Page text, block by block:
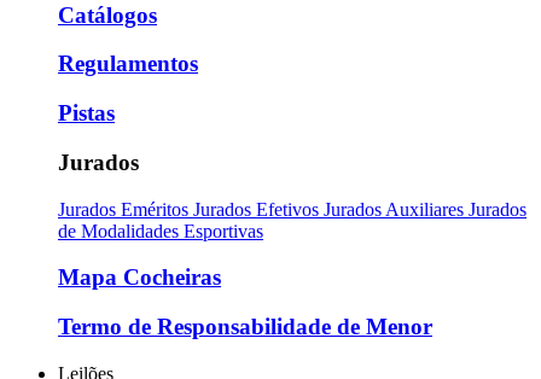
Catálogos
Regulamentos
Pistas
Jurados
Jurados Eméritos Jurados Efetivos Jurados Auxiliares Jurados
de Modalidades Esportivas
Mapa Cocheiras
Termo de Responsabilidade de Menor
Leilões